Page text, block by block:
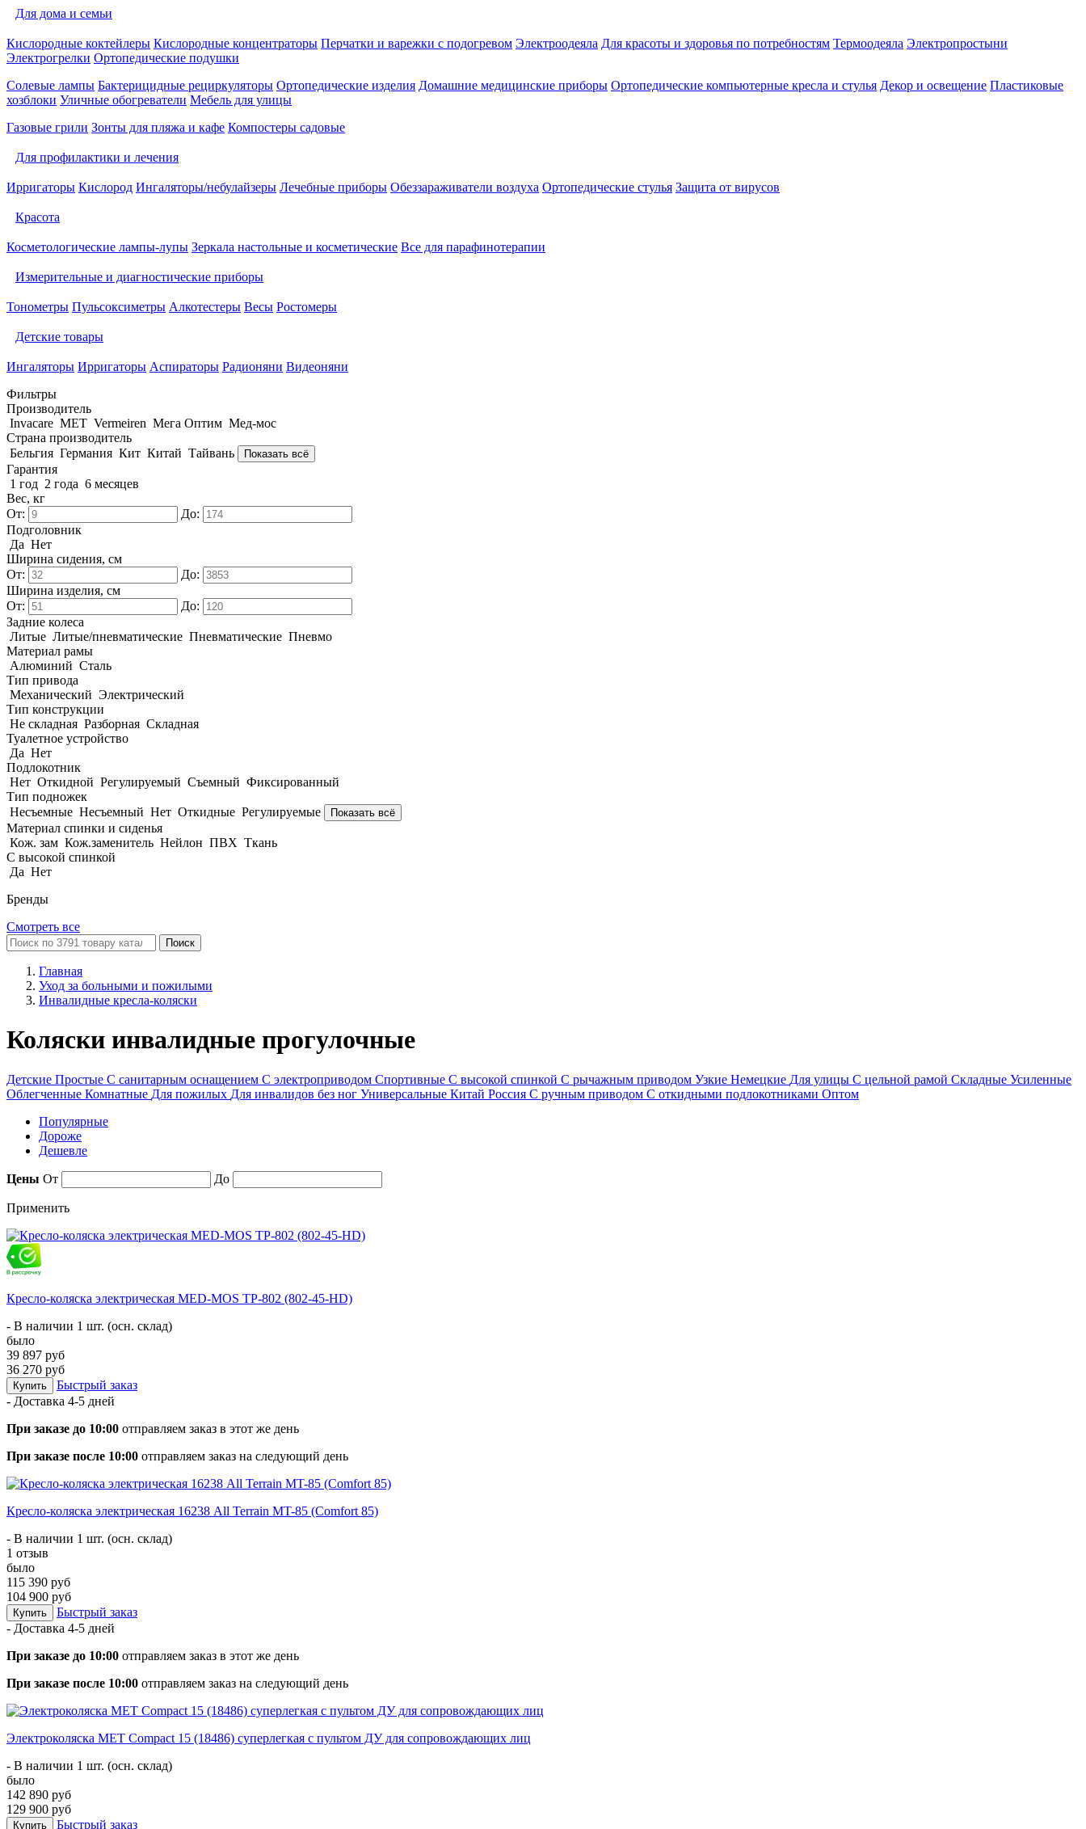
Для дома и семьи
Кислородные коктейлеры Кислородные концентраторы Перчатки и варежки с подогревом Электроодеяла Для красоты и здоровья по потребностям Термоодеяла Электропростыни
Электрогрелки Ортопедические подушки
Солевые лампы Бактерицидные рециркуляторы Ортопедические изделия Домашние медицинские приборы Ортопедические компьютерные кресла и стулья Декор и освещение Пластиковые
хозблоки Уличные обогреватели Мебель для улицы
Газовые грили Зонты для пляжа и кафе Компостеры садовые
Для профилактики и лечения
Ирригаторы Кислород Ингаляторы/небулайзеры Лечебные приборы Обеззараживатели воздуха Ортопедические стулья Защита от вирусов
Красота
Косметологические лампы-лупы Зеркала настольные и косметические Все для парафинотерапии
Измерительные и диагностические приборы
Тонометры Пульсоксиметры Алкотестеры Весы Ростомеры
Детские товары
Ингаляторы Ирригаторы Аспираторы Радионяни Видеоняни
Фильтры
Производитель
Invacare MET Vermeiren Мега Оптим Мед-мос
Страна производитель
Бельгия Германия Кит Китай Тайвань Показать всё
Гарантия
1 год 2 года 6 месяцев
Вес, кг
От:
До:
Подголовник
Да Нет
Ширина сидения, см
От:
До:
Ширина изделия, см
От:
До:
Задние колеса
Литые Литые/пневматические Пневматические Пневмо
Материал рамы
Алюминий Сталь
Тип привода
Механический Электрический
Тип конструкции
Не складная Разборная Складная
Туалетное устройство
Да Нет
Подлокотник
Нет Откидной Регулируемый Съемный Фиксированный
Тип подножек
Несъемные Несъемный Нет Откидные Регулируемые Показать всё
Материал спинки и сиденья
Кож. зам Кож.заменитель Нейлон ПВХ Ткань
С высокой спинкой
Да Нет
Бренды
Смотреть все
Поиск
Главная
Уход за больными и пожилыми
Инвалидные кресла-коляски
Коляски инвалидные прогулочные
Детские Простые С санитарным оснащением С электроприводом Спортивные С высокой спинкой С рычажным приводом Узкие Немецкие Для улицы С цельной рамой Складные Усиленные
Облегченные Комнатные Для пожилых Для инвалидов без ног Универсальные Китай Россия С ручным приводом С откидными подлокотниками Оптом
Популярные
Дороже
Дешевле
Цены От До
Применить
Кресло-коляска электрическая MED-MOS ТР-802 (802-45-HD)
- В наличии 1 шт. (осн. склад)
было
39 897 руб
36 270 руб
Купить
Быстрый заказ
- Доставка 4-5 дней
При заказе до 10:00 отправляем заказ в этот же день
При заказе после 10:00 отправляем заказ на следующий день
Кресло-коляска электрическая 16238 All Terrain MT-85 (Comfort 85)
- В наличии 1 шт. (осн. склад)
1 отзыв
было
115 390 руб
104 900 руб
Купить
Быстрый заказ
- Доставка 4-5 дней
При заказе до 10:00 отправляем заказ в этот же день
При заказе после 10:00 отправляем заказ на следующий день
Электроколяска MET Compact 15 (18486) суперлегкая с пультом ДУ для сопровождающих лиц
- В наличии 1 шт. (осн. склад)
было
142 890 руб
129 900 руб
Купить Быстрый заказ